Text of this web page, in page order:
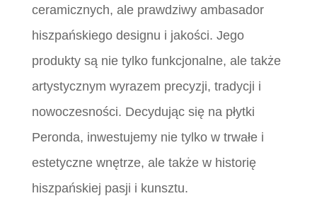
ceramicznych, ale prawdziwy ambasador
hiszpańskiego designu i jakości. Jego
produkty są nie tylko funkcjonalne, ale także
artystycznym wyrazem precyzji, tradycji i
nowoczesności. Decydując się na płytki
Peronda, inwestujemy nie tylko w trwałe i
estetyczne wnętrze, ale także w historię
hiszpańskiej pasji i kunsztu.